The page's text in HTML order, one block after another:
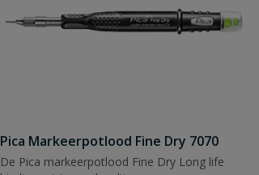
Pica Markeerpotlood Fine Dry 7070
De Pica markeerpotlood Fine Dry Long life